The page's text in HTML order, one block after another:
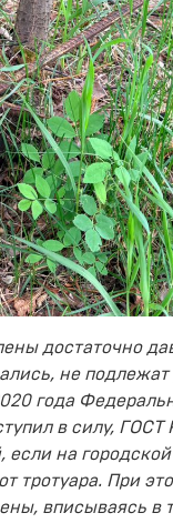
достаточно
не подлежат
года
в силу, ГОСТ
на
тротуара. При
вписываясь в